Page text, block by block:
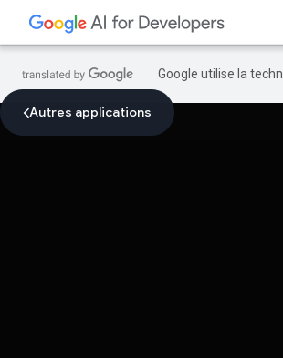
Google utilise la
Autres applications